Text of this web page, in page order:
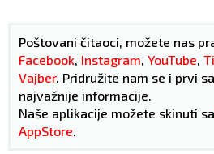
Poštovani čitaoci, možete nas
Facebook, Instagram, YouTube,
Vajber. Pridružite nam se i prvi
najvažnije informacije.
Naše aplikacije možete skinuti sa
AppStore.